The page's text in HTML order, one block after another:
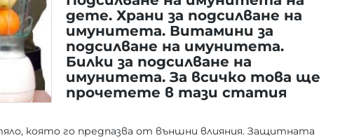
дете. Храни за подсилване на
имунитета. Витамини за
подсилване на имунитета.
Билки за подсилване на
имунитета. За всичко това ще
прочетете в тази статия
която го предпазва от външни влияния. Защитната